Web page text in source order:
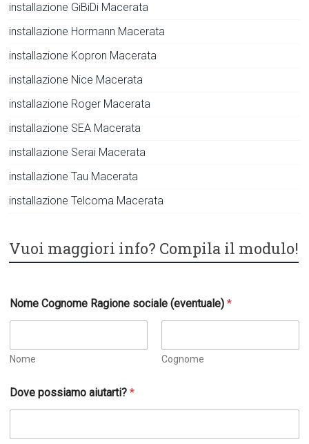
installazione GiBiDi Macerata
installazione Hormann Macerata
installazione Kopron Macerata
installazione Nice Macerata
installazione Roger Macerata
installazione SEA Macerata
installazione Serai Macerata
installazione Tau Macerata
installazione Telcoma Macerata
Vuoi maggiori info? Compila il modulo!
u
a
*
Nome Cognome Ragione sociale (eventuale)*
Nome Cognome
Dove possiamo aiutarti?*